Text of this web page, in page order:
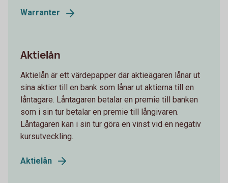
Warranter
Aktielån
Aktielån är ett värdepapper där aktieägaren lånar ut
sina aktier till en bank som lånar ut aktierna till en
låntagare. Låntagaren betalar en premie till banken
som i sin tur betalar en premie till långivaren.
Låntagaren kan i sin tur göra en vinst vid en negativ
kursutveckling.
Aktielån